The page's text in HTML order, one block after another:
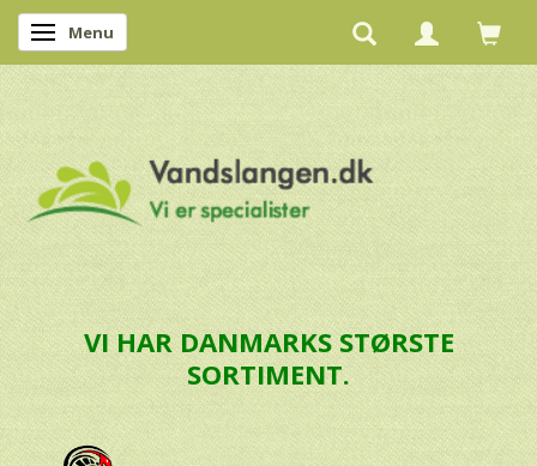
Skifte navigation
Menu
VI HAR DANMARKS STØRSTE
SORTIMENT.